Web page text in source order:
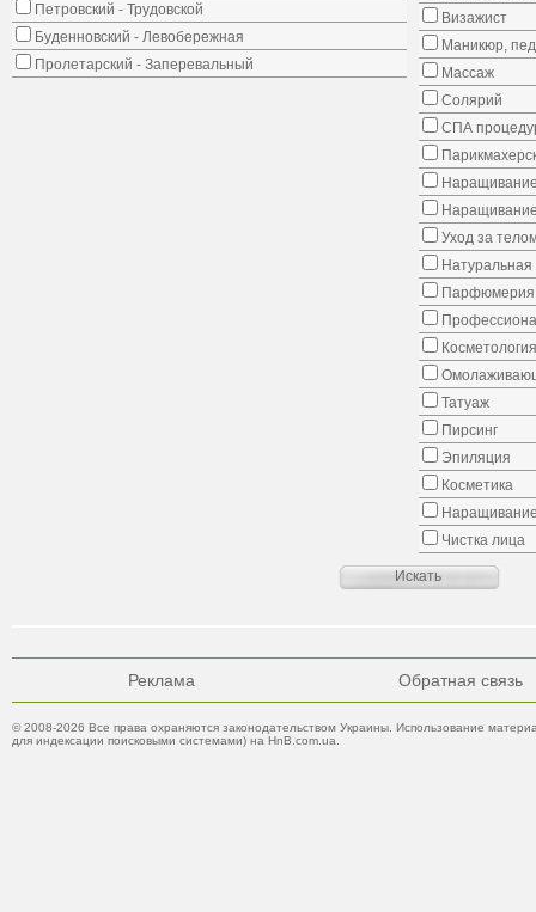
Петровский - Трудовской
Буденновский - Левобережная
Пролетарский - Заперевальный
Визажист
Маникюр,
Массаж
Солярий
СПА
Уход за
Натуральная
Парфюмерия
Косметология
Татуаж
Пирсинг
Эпиляция
Косметика
Чистка лица
Реклама Обратная связь
© 2008-2026 Все права охраняются законодательством Украины. Использование
для индексации поисковыми системами) на HnB.com.ua.